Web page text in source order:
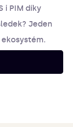
i PIM díky
Jeden